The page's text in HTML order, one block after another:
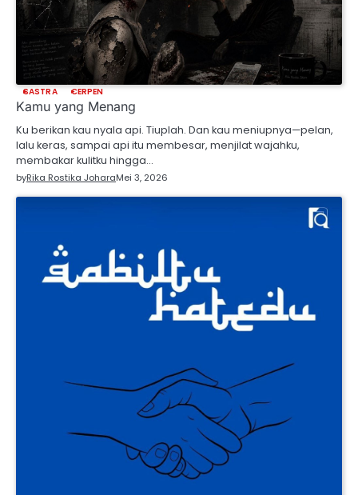
SASTRA CERPEN
Kamu yang Menang
Ku berikan kau nyala api. Tiuplah. Dan kau meniupnya—pelan,
lalu keras, sampai api itu membesar, menjilat wajahku,
membakar kulitku hingga…
byRika Rostika JoharaMei 3, 2026